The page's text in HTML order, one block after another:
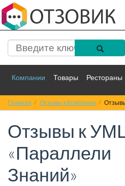
Компании Товары Рестораны
Спорт Фильмы Деньги
Красота Здоровье Остальное
Главная Отзывы к Компании
Отзывы к
«Параллели
Знаний»